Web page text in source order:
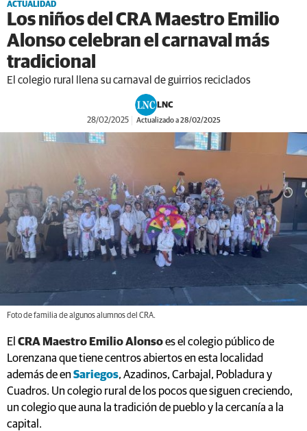
ACTUALIDAD
Los niños del CRA Maestro Emilio
Alonso celebran el carnaval más
tradicional
El colegio rural llena su carnaval de guirrios reciclados
LNC
28/02/2025 Actualizado a 28/02/2025
Foto de familia de algunos alumnos del CRA.
El CRA Maestro Emilio Alonsoes el colegio público de
Lorenzana que tiene centros abiertos en esta localidad
además de en Sariegos, Azadinos, Carbajal, Pobladura y
Cuadros. Un colegio rural de los pocos que siguen creciendo,
un colegio que auna la tradición de pueblo y la cercanía a la
capital.